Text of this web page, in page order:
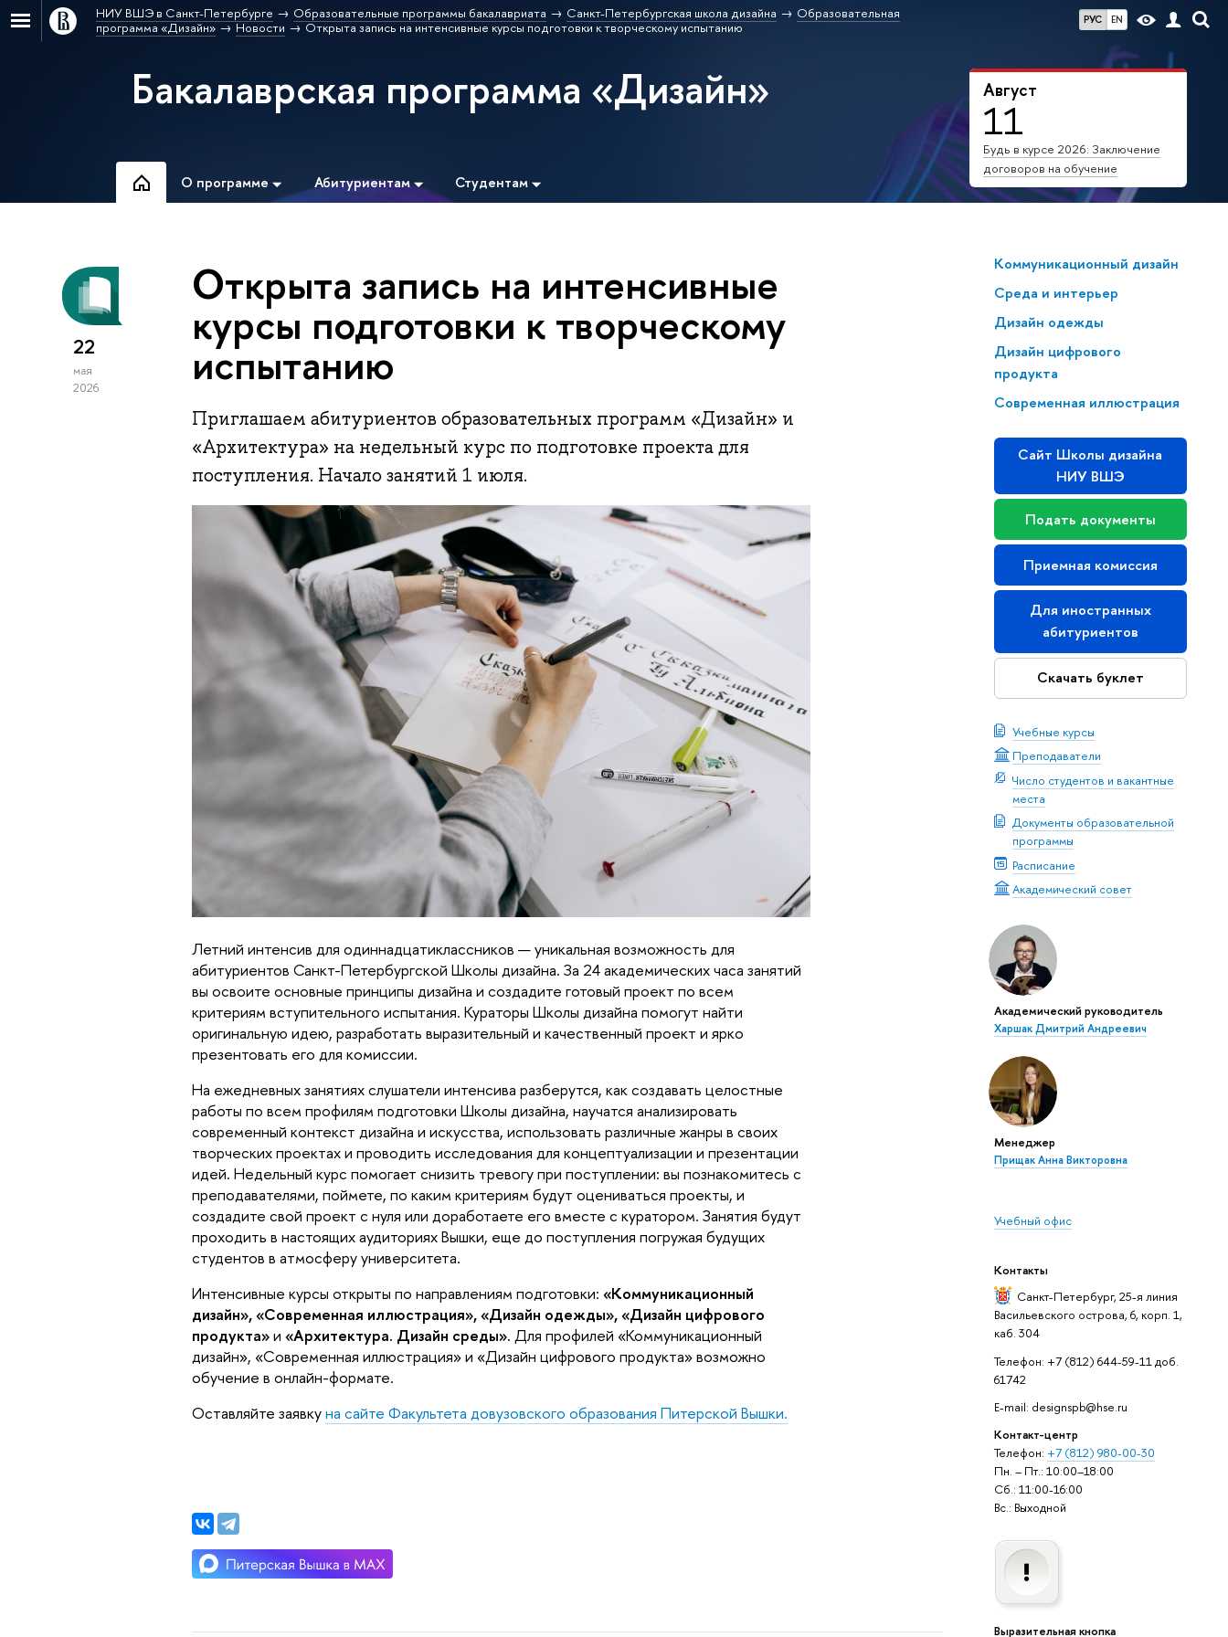
РУС EN
НИУ ВШЭ в Санкт-Петербурге Образовательные программы бакалавриата Санкт-Петербургская школа дизайна
Образовательная
программа «Дизайн»
Новости Открыта запись на интенсивные курсы подготовки к творческому испытанию
Август
11
Будь в курсе 2026: Заключение
договоров на обучение
Бакалаврская программа «Дизайн»
О программе Абитуриентам Студентам
Коммуникационный дизайн
Среда и интерьер
Дизайн одежды
Дизайн цифрового
продукта
Современная иллюстрация
Сайт Школы дизайна
НИУ ВШЭ
Подать документы
Приемная комиссия
Для иностранных
абитуриентов
Скачать буклет
Учебные курсы
Преподаватели
Число студентов и вакантные
места
Документы образовательной
программы
Расписание
Академический совет
Академический руководитель
Харшак Дмитрий Андреевич
Менеджер
Прищак Анна Викторовна
Учебный офис
Контакты
Санкт-Петербург, 25-я линия
Васильевского острова, 6, корп. 1,
каб. 304
Телефон: +7 (812) 644-59-11 доб.
61742
E-mail: designspb@hse.ru
Контакт-центр
Телефон: +7 (812) 980-00-30
Пн. – Пт.: 10:00–18:00
Сб.: 11:00-16:00
Вс.: Выходной
Выразительная кнопка
22
мая
2026
Открыта запись на интенсивные
курсы подготовки к творческому
испытанию
Приглашаем абитуриентов образовательных программ «Дизайн» и
«Архитектура» на недельный курс по подготовке проекта для
поступления. Начало занятий 1 июля.
Летний интенсив для одиннадцатиклассников — уникальная возможность для
абитуриентов Санкт-Петербургской Школы дизайна. За 24 академических часа занятий
вы освоите основные принципы дизайна и создадите готовый проект по всем
критериям вступительного испытания. Кураторы Школы дизайна помогут найти
оригинальную идею, разработать выразительный и качественный проект и ярко
презентовать его для комиссии.
На ежедневных занятиях слушатели интенсива разберутся, как создавать целостные
работы по всем профилям подготовки Школы дизайна, научатся анализировать
современный контекст дизайна и искусства, использовать различные жанры в своих
творческих проектах и проводить исследования для концептуализации и презентации
идей. Недельный курс помогает снизить тревогу при поступлении: вы познакомитесь с
преподавателями, поймете, по каким критериям будут оцениваться проекты, и
создадите свой проект с нуля или доработаете его вместе с куратором. Занятия будут
проходить в настоящих аудиториях Вышки, еще до поступления погружая будущих
студентов в атмосферу университета.
Интенсивные курсы открыты по направлениям подготовки: «Коммуникационный
дизайн», «Современная иллюстрация», «Дизайн одежды», «Дизайн цифрового
продукта»и «Архитектура. Дизайн среды». Для профилей «Коммуникационный
дизайн», «Современная иллюстрация» и «Дизайн цифрового продукта» возможно
обучение в онлайн-формате.
Оставляйте заявкуна сайте Факультета довузовского образования Питерской Вышки.